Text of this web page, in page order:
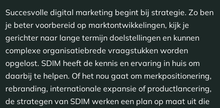
Succesvolle digital marketing begint bij strategie. Zo ben
je beter voorbereid op marktontwikkelingen, kijk je
gerichter naar lange termijn doelstellingen en kunnen
complexe organisatiebrede vraagstukken worden
opgelost. SDIM heeft de kennis en ervaring in huis om
daarbij te helpen. Of het nou gaat om merkpositionering,
rebranding, internationale expansie of productlancering,
de strategen van SDIM werken een plan op maat uit die